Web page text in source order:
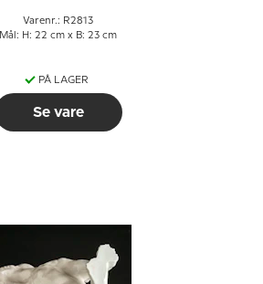
Varenr.: R2813
Mål: H: 22 cm x B: 23 cm
PÅ LAGER
Se vare